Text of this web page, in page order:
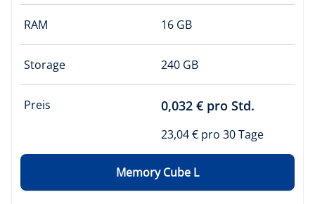
RAM 16 GB
Storage 240 GB
Preis 0,032 € pro Std.
23,04 € pro 30 Tage
Memory Cube L